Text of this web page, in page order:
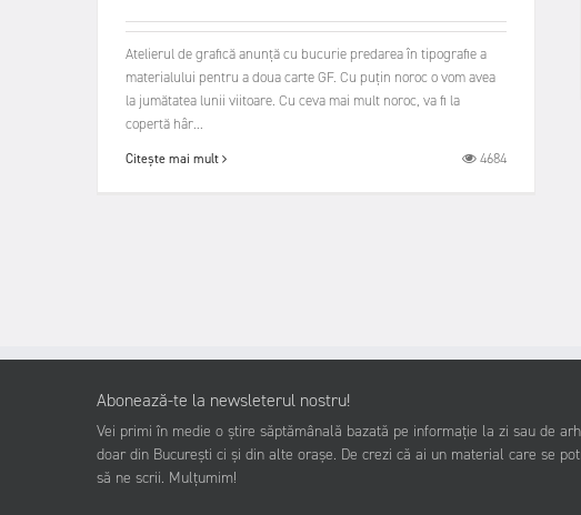
Atelierul de grafică anunță cu bucurie predarea în tipografie a
materialului pentru a doua carte GF. Cu puțin noroc o vom avea
la jumătatea lunii viitoare. Cu ceva mai mult noroc, va fi la
copertă hâr...
Citește mai mult 4684
Abonează-te la newsleterul nostru!
Vei primi în medie o știre săptămânală bazată pe informație la zi sau de
doar din București ci și din alte orașe. De crezi că ai un material care se
să ne scrii. Mulțumim!